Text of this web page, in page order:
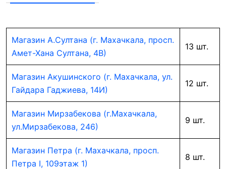
Магазин А.Султана (г. Махачкала, просп.
Амет-Хана Султана, 4В)
13 шт.
Магазин Акушинского (г. Махачкала, ул.
Гайдара Гаджиева, 14И)
12 шт.
Магазин Мирзабекова (г.Махачкала,
ул.Мирзабекова, 246)
9 шт.
Магазин Петра (г. Махачкала, просп.
Петра I, 109этаж 1)
8 шт.